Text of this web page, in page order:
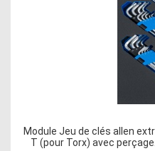
Module Jeu de clés allen
T (pour Torx) avec